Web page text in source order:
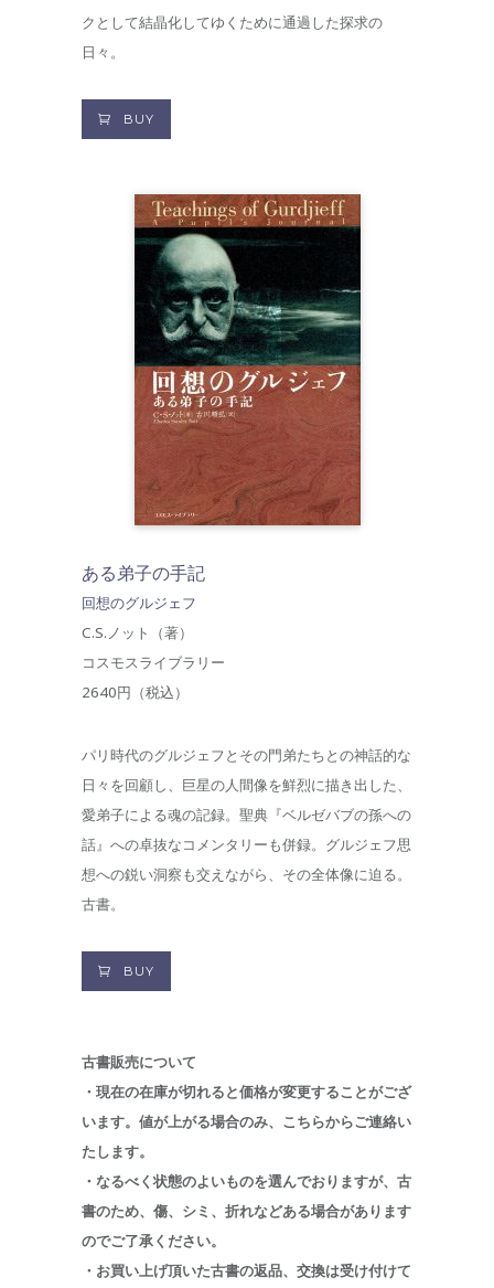
クとして結晶化してゆくために通過した探求の
日々。
BUY
ある弟子の手記
回想のグルジェフ
C.S.ノット（著）
コスモスライブラリー
2640円（税込）
パリ時代のグルジェフとその門弟たちとの神話的な
日々を回顧し、巨星の人間像を鮮烈に描き出した、
愛弟子による魂の記録。聖典『ベルゼバブの孫への
話』への卓抜なコメンタリーも併録。グルジェフ思
想への鋭い洞察も交えながら、その全体像に迫る。
古書。
BUY
古書販売について
・現在の在庫が切れると価格が変更することがござ
います。値が上がる場合のみ、こちらからご連絡い
たします。
・なるべく状態のよいものを選んでおりますが、古
書のため、傷、シミ、折れなどある場合があります
のでご了承ください。
・お買い上げ頂いた古書の返品、交換は受け付けて